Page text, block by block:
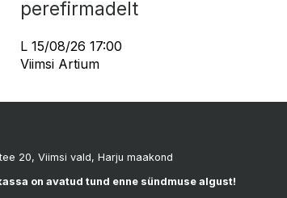
perefirmadelt
L 15/08/26 17:00
Viimsi Artium
20, Viimsi vald, Harju maakond
on avatud tund enne sündmuse algust!